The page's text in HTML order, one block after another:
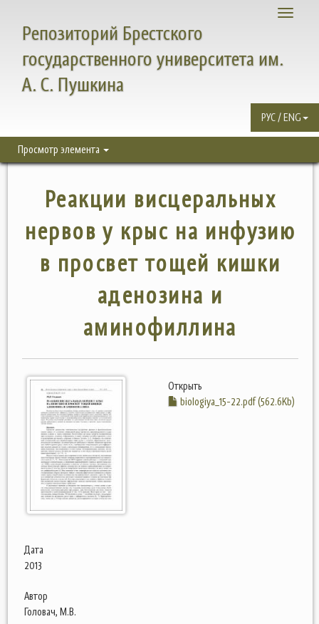
Toggle
Репозиторий Брестского
государственного университета им.
А. С. Пушкина
РУС / ENG
Просмотр элемента
Реакции висцеральных
нервов у крыс на инфузию
в просвет тощей кишки
аденозина и
аминофиллина
Открыть
biologiya_15-22.pdf (562.6Kb)
Дата
2013
Автор
Головач, М.В.